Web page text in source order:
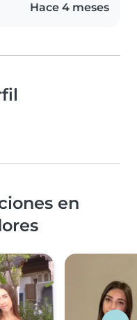
Hace 4 meses
en